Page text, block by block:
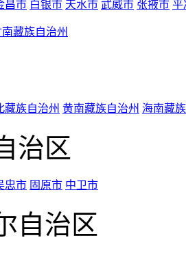
昌市 白银市 天水市 武威市 张掖市 平
藏族自治州
藏族自治州 黄南藏族自治州 海南藏
治区
忠市 固原市 中卫市
自治区